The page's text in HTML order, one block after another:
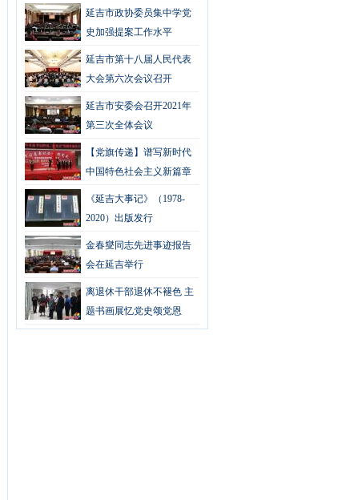
延吉市政协委员集中学党
史加强提案工作水平
延吉市第十八届人民代表
大会第六次会议召开
延吉市安委会召开2021年
第三次全体会议
【党旗传递】谱写新时代
中国特色社会主义新篇章
《延吉大事记》（1978-
2020）出版发行
金春燮同志先进事迹报告
会在延吉举行
离退休干部退休不褪色 主
题书画展忆党史颂党恩